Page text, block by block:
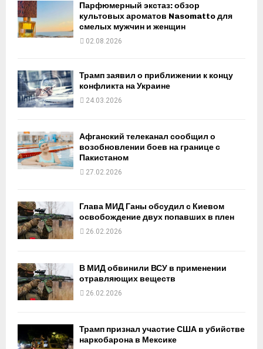
Парфюмерный экстаз: обзор
культовых ароматов Nasomatto для
смелых мужчин и женщин
02.08.2026
Трамп заявил о приближении к концу
конфликта на Украине
24.03.2026
Афганский телеканал сообщил о
возобновлении боев на границе с
Пакистаном
27.02.2026
Глава МИД Ганы обсудил с Киевом
освобождение двух попавших в плен
26.02.2026
В МИД обвинили ВСУ в применении
отравляющих веществ
26.02.2026
Трамп признал участие США в убийстве
наркобарона в Мексике